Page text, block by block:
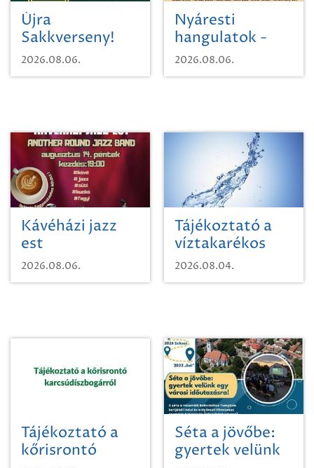
Újra
Sakkverseny!
2026.08.06.
Nyáresti
hangulatok -
Mágnás Miska
2026.08.06.
Kávéházi jazz
est
2026.08.06.
Tájékoztató a
víztakarékos
vízhasználatról
2026.08.04.
Tájékoztató a
kőrisrontó
Séta a jövőbe:
gyertek velünk